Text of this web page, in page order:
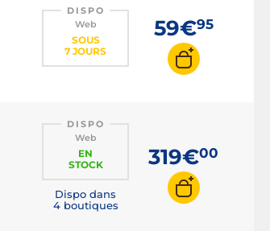
DISPO
Web
SOUS
7 JOURS
59€95
DISPO
Web
EN
STOCK
Dispo dans
4 boutiques
319€00